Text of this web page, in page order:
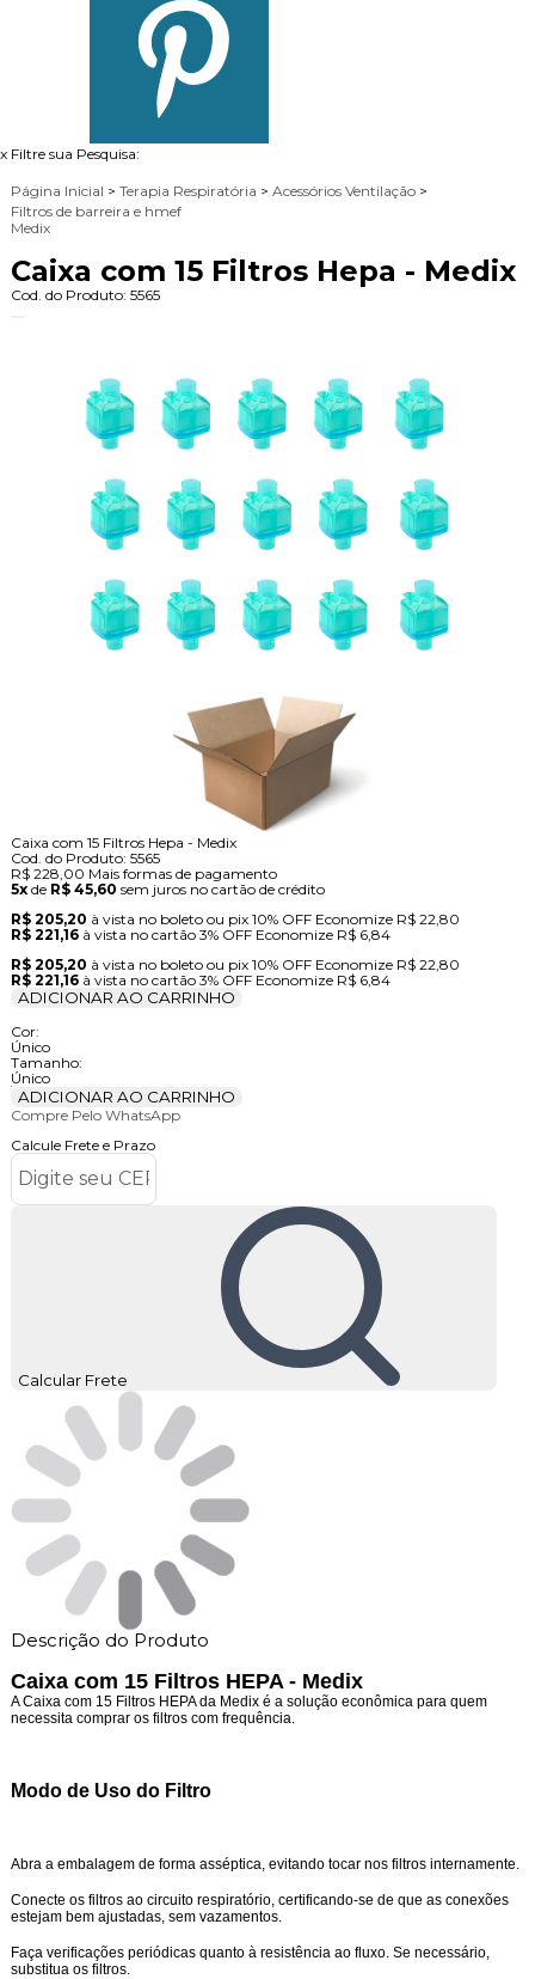
x Filtre sua Pesquisa:
Página Inicial > Terapia Respiratória > Acessórios Ventilação >
Filtros de barreira e hmef
Medix
Caixa com 15 Filtros Hepa - Medix
Cod. do Produto: 5565
Caixa com 15 Filtros Hepa - Medix
Cod. do Produto: 5565
R$ 228,00 Mais formas de pagamento
5xde R$ 45,60 sem juros no cartão de crédito
R$ 205,20 à vista no boleto ou pix 10% OFF Economize R$ 22,80
R$ 221,16 à vista no cartão 3% OFF Economize R$ 6,84
R$ 205,20 à vista no boleto ou pix 10% OFF Economize R$ 22,80
R$ 221,16 à vista no cartão 3% OFF Economize R$ 6,84
ADICIONAR AO CARRINHO
Cor:
Único
Tamanho:
Único
ADICIONAR AO CARRINHO
Compre Pelo WhatsApp
Calcule Frete e Prazo
Calcular Frete
Descrição do Produto
Caixa com 15 Filtros HEPA - Medix
A Caixa com 15 Filtros HEPA da Medix é a solução econômica para quem
necessita comprar os filtros com frequência.
Modo de Uso do Filtro
Abra a embalagem de forma asséptica, evitando tocar nos filtros internamente.
Conecte os filtros ao circuito respiratório, certificando-se de que as conexões
estejam bem ajustadas, sem vazamentos.
Faça verificações periódicas quanto à resistência ao fluxo. Se necessário,
substitua os filtros.